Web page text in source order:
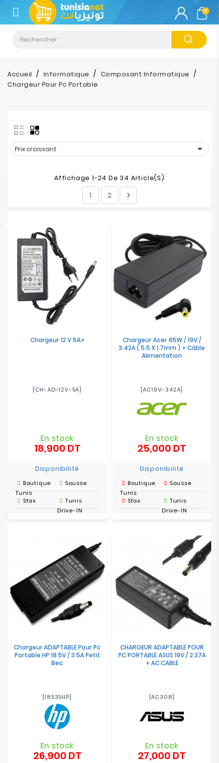
CATÉGORIE
Climatisation
Informatique
Impression
Electroménager
Bureautique
Réseau
Sécurité
Mobilités
Loisirs
0
Accueil Informatique
Composant Informatique
Chargeur Pour Pc Portable
Prix croissant 
Affichage 1-24 De 34 Article(s)
1 2 
Chargeur 12 V 5A+
[CH-AD-12V-5A]
En stock
18,900 DTPrix
Disponibilité
Boutique
Tunis
Sousse
Sfax
Tunis
Drive-IN
Chargeur Acer 65W / 19V /
3.42A ( 5.5 X 1.7mm ) + Câble
Alimentation
[AC19V-342A]
En stock
25,000 DT
Disponibilité
Boutique
Tunis
Sousse
Sfax
Tunis
Drive-IN
Chargeur ADAPTABLE Pour Pc
Portable HP 18.5V / 3.5A Petit
Bec
[18535HP]
En stock
26,900 DTPrix
CHARGEUR ADAPTABLE POUR
PC PORTABLE ASUS 19V / 2.37A
+ AC CABLE
[AC308]
En stock
27,000 DT